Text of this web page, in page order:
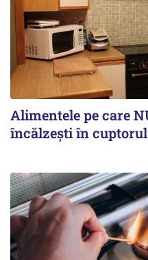
Alimentele pe care
încălzeşti în